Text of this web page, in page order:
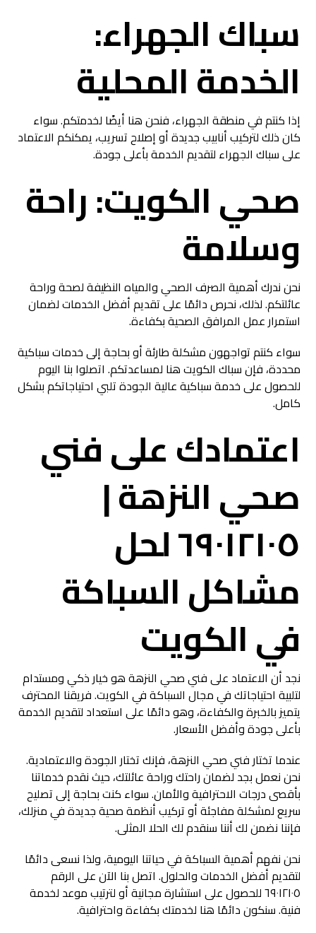
سباك الجهراء:
الخدمة المحلية
إذا كنتم في منطقة الجهراء، فنحن هنا أيضًا لخدمتكم. سواء
كان ذلك لتركيب أنابيب جديدة أو إصلاح تسريب، يمكنكم الاعتماد
على سباك الجهراء لتقديم الخدمة بأعلى جودة.
صحي الكويت: راحة
وسلامة
نحن ندرك أهمية الصرف الصحي والمياه النظيفة لصحة وراحة
عائلتكم. لذلك، نحرص دائمًا على تقديم أفضل الخدمات لضمان
استمرار عمل المرافق الصحية بكفاءة.
سواء كنتم تواجهون مشكلة طارئة أو بحاجة إلى خدمات سباكية
محددة، فإن سباك الكويت هنا لمساعدتكم. اتصلوا بنا اليوم
للحصول على خدمة سباكية عالية الجودة تلبي احتياجاتكم بشكل
كامل.
اعتمادك على فني
صحي النزهة |
٦٩٠١٢١٠٥ لحل
مشاكل السباكة
في الكويت
نجد أن الاعتماد على فني صحي النزهة هو خيار ذكي ومستدام
لتلبية احتياجاتك في مجال السباكة في الكويت. فريقنا المحترف
يتميز بالخبرة والكفاءة، وهو دائمًا على استعداد لتقديم الخدمة
بأعلى جودة وأفضل الأسعار.
عندما تختار فني صحي النزهة، فإنك تختار الجودة والاعتمادية.
نحن نعمل بجد لضمان راحتك وراحة عائلتك، حيث نقدم خدماتنا
بأقصى درجات الاحترافية والأمان. سواء كنت بحاجة إلى تصليح
سريع لمشكلة مفاجئة أو تركيب أنظمة صحية جديدة في منزلك،
فإننا نضمن لك أننا سنقدم لك الحلا المثلى.
نحن نفهم أهمية السباكة في حياتنا اليومية، ولذا نسعى دائمًا
لتقديم أفضل الخدمات والحلول. اتصل بنا الآن على الرقم
٦٩٠١٢١٠٥ للحصول على استشارة مجانية أو لترتيب موعد لخدمة
فنية. سنكون دائمًا هنا لخدمتك بكفاءة واحترافية.